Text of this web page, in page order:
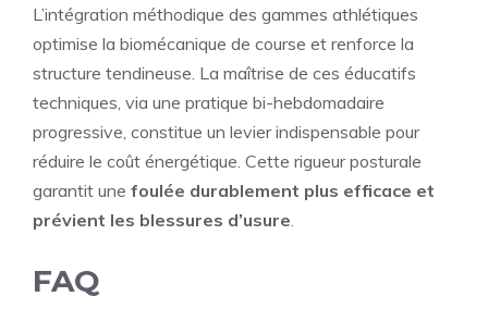
L’intégration méthodique des gammes athlétiques
optimise la biomécanique de course et renforce la
structure tendineuse. La maîtrise de ces éducatifs
techniques, via une pratique bi-hebdomadaire
progressive, constitue un levier indispensable pour
réduire le coût énergétique. Cette rigueur posturale
garantit une foulée durablement plus efficace et
prévient les blessures d’usure.
FAQ